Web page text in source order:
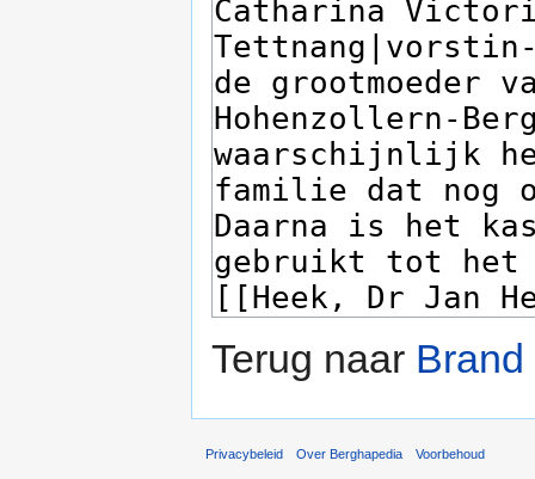
Terug naar
Privacybeleid Over Berghapedia Voorbehoud